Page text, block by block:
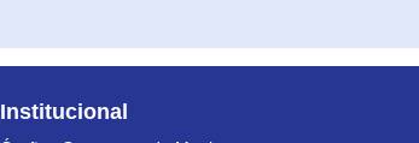
Institucional